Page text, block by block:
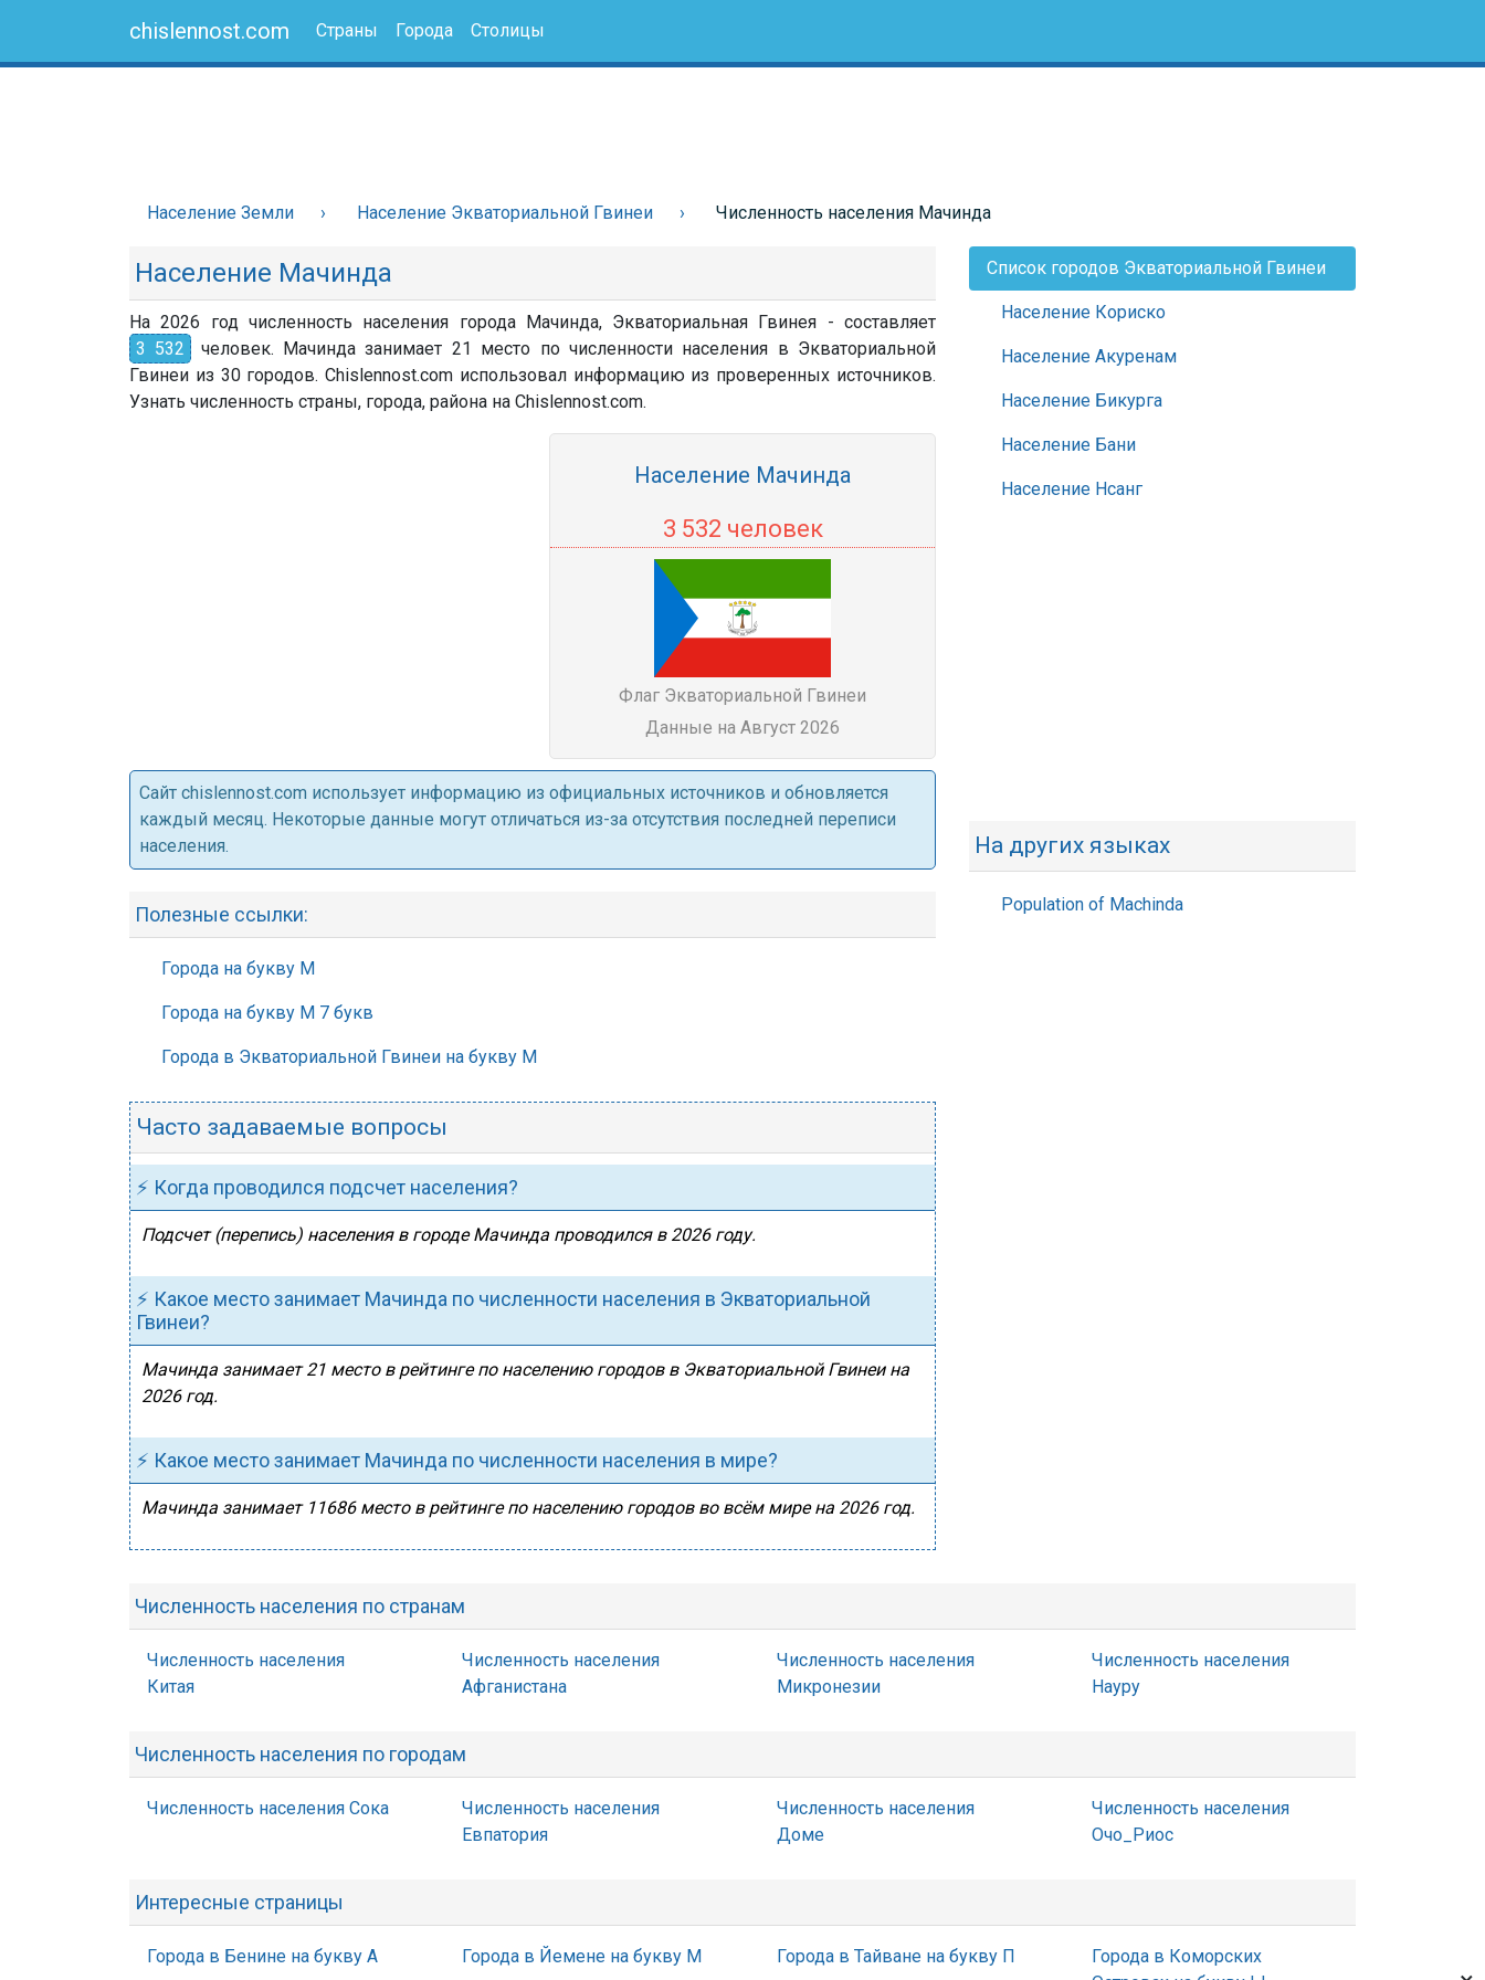
chislennost.com Страны Города Столицы
Население Земли Население Экваториальной Гвинеи Численность населения Мачинда
Население Мачинда
На 2026 год численность населения города Мачинда, Экваториальная Гвинея - составляет
3 532
человек. Мачинда занимает 21 место по численности населения в Экваториальной
Гвинеи из 30 городов. Chislennost.com использовал информацию из проверенных источников.
Узнать численность страны, города, района на Chislennost.com.
Население Мачинда
3 532 человек
Флаг Экваториальной Гвинеи
Данные на Август 2026
Cайт chislennost.com использует информацию из официальных источников и обновляется
каждый месяц. Некоторые данные могут отличаться из-за отсутствия последней переписи
населения.
Полезные ссылки:
Города на букву М
Города на букву М 7 букв
Города в Экваториальной Гвинеи на букву М
Часто задаваемые вопросы
⚡ Когда проводился подсчет населения?
Подсчет (перепись) населения в городе Мачинда проводился в 2026 году.
⚡ Какое место занимает Мачинда по численности населения в Экваториальной
Гвинеи?
Мачинда занимает 21 место в рейтинге по населению городов в Экваториальной Гвинеи на
2026 год.
⚡ Какое место занимает Мачинда по численности населения в мире?
Мачинда занимает 11686 место в рейтинге по населению городов во всём мире на 2026 год.
Список городов Экваториальной Гвинеи
Население Кориско
Население Акуренам
Население Бикурга
Население Бани
Население Нсанг
На других языках
Population of Machinda
Численность населения по странам
Численность населения
Китая
Численность населения
Афганистана
Численность населения
Микронезии
Численность населения
Науру
Численность населения по городам
Численность населения Сока
Численность населения
Евпатория
Численность населения
Доме
Численность населения
Очо_Риос
Интересные страницы
Города в Бенине на букву А Города в Йемене на букву М Города в Тайване на букву П
Города в Коморских